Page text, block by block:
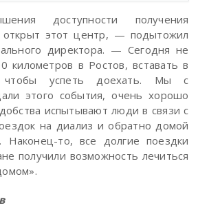
доступности получения
этот центр, — подытожил
директора. — Сегодня не
километров в Ростов, вставать в
успеть доехать. Мы с
этого события, очень хорошо
испытывают люди в связи с
на диализ и обратно домой
то, все долгие поездки
получили возможность лечиться